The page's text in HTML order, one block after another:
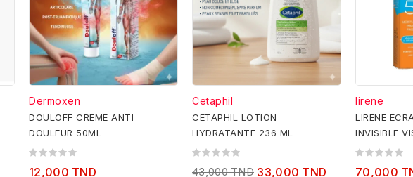
Dermoxen
DOULOFF CREME ANTI
DOULEUR 50ML
12,000 TND
Cetaphil
CETAPHIL LOTION
HYDRATANTE 236 ML
43,000 TND 33,000 TND
lirene
LIRENE
INVISIBLE
VIT E 1+1
70,000